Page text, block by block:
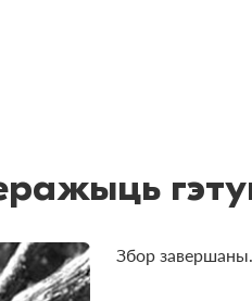
Збор